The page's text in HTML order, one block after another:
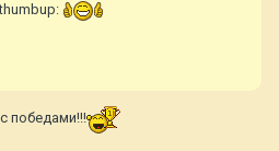
победами!!!